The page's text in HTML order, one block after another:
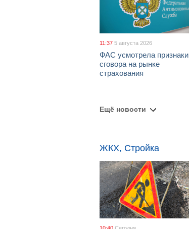
11:37 5 августа 2026
ФАС усмотрела признаки
сговора на рынке
страхования
Ещё новости
ЖКХ, Стройка